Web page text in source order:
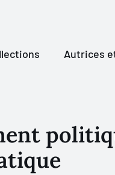
Autrices